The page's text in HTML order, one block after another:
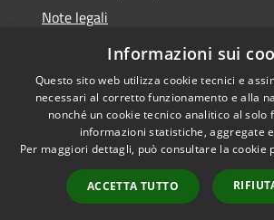
Note legali
Dichiarazione di accessibilità
Accessibilità
Informazioni sui
Questo sito web utilizza cookie tecnici e
necessari al corretto funzionamento e alla
nonché un cookie tecnico analitico al solo
informazioni statistiche, aggregate
Per maggiori dettagli, può consultare la cookie
ACCETTA TUTTO